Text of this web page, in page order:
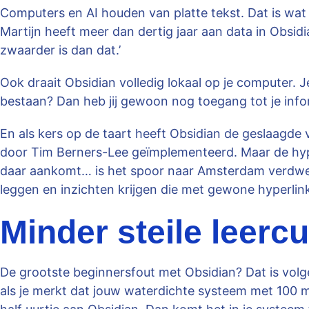
Computers en AI houden van platte tekst. Dat is
Martijn heeft meer dan dertig jaar aan data in
zwaarder is dan dat.’
Ook draait Obsidian volledig lokaal op je computer.
bestaan? Dan heb jij gewoon nog toegang tot je
En als kers op de taart heeft Obsidian de
door Tim Berners-Lee geïmplementeerd. Maar de
daar aankomt… is het spoor naar Amsterdam
leggen en inzichten krijgen die met gewone
Minder steile
De grootste beginnersfout met Obsidian? Dat is
als je merkt dat jouw waterdichte systeem met 100